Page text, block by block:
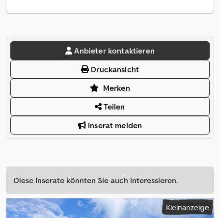
Anbieter kontaktieren
Druckansicht
Merken
Teilen
Inserat melden
Diese Inserate könnten Sie auch interessieren.
Kleinanzeige